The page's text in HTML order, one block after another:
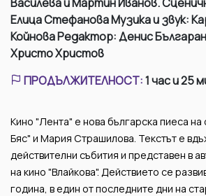
Елица Стефанова Музика и звук:
Койнова Редактор: Денис
Христо Христов
ПРОДЪЛЖИТЕЛНОСТ:1 час и 25
Кино "Лента" е нова българска пиеса
Бяс" и Мария Страшилова. Текстът е
действителни събития и представен в
на кино "Влайкова". Действието се
година, в един от последните дни на